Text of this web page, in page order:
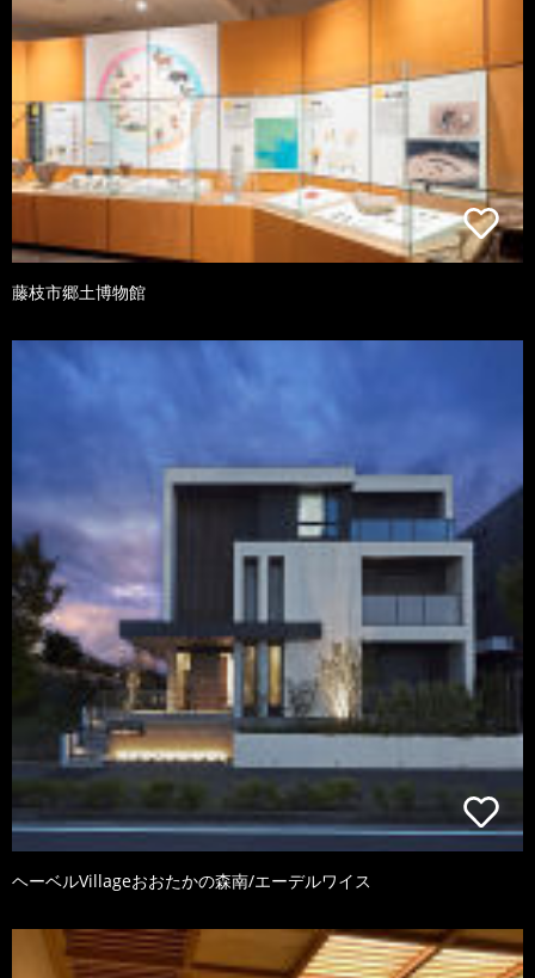
藤枝市郷土博物館
ヘーベルVillageおおたかの森南/エーデルワイス